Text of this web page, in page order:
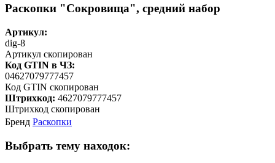
Раскопки "Сокровища", средний набор
Артикул:
dig-8
Артикул скопирован
Код GTIN в ЧЗ:
04627079777457
Код GTIN скопирован
Штрихкод: 4627079777457
Штрихкод скопирован
Бренд Раскопки
Выбрать тему находок: